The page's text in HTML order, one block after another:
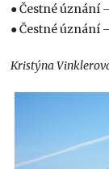
● Čestné úznání
● Čestné úznání
Kristýna